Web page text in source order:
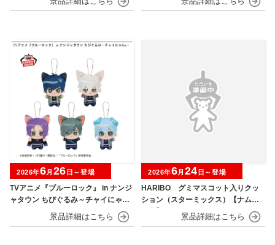
TVアニメ『ブルーロック』 in ナンジ
ャタウン ちびぐるみ～チャイにゃFe
2026年6月 26 日～登場
HARIBO グミマスコット入りクッ
ション（スターミックス）【ナムコ
2026年6月 24 日～登場